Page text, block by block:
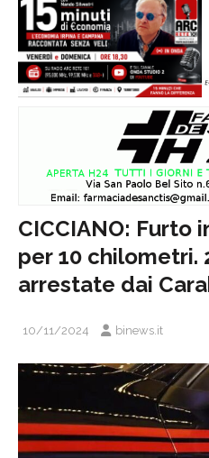
CICCIANO: Furto
per 10 chilometri.
arrestate dai
10/11/2024 binews.it